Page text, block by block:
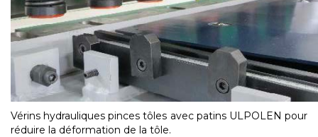
Vérins hydrauliques pinces tôles avec patins ULPOLEN pour
réduire la déformation de la tôle.